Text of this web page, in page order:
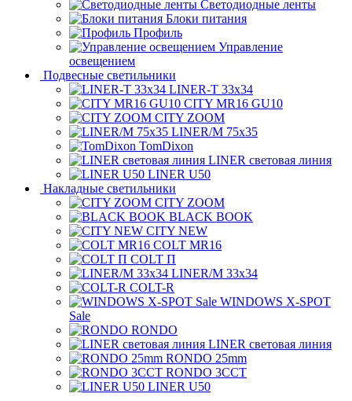
Светодиодные ленты
Блоки питания
Профиль
Управление
освещением
Подвесные светильники
LINER-T 33x34
CITY MR16 GU10
CITY ZOOM
LINER/M 75х35
TomDixon
LINER световая линия
LINER U50
Накладные светильники
CITY ZOOM
BLACK BOOK
CITY NEW
COLT MR16
COLT П
LINER/М 33х34
COLT-R
WINDOWS X-SPOT
Sale
RONDO
LINER световая линия
RONDO 25mm
RONDO 3CCT
LINER U50